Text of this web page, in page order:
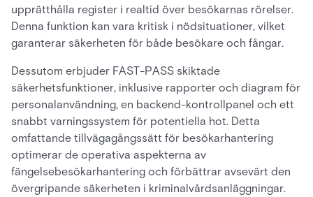
upprätthålla register i realtid över besökarnas rörelser.
Denna funktion kan vara kritisk i nödsituationer, vilket
garanterar säkerheten för både besökare och fångar.
Dessutom erbjuder FAST-PASS skiktade
säkerhetsfunktioner, inklusive rapporter och diagram för
personalanvändning, en backend-kontrollpanel och ett
snabbt varningssystem för potentiella hot. Detta
omfattande tillvägagångssätt för besökarhantering
optimerar de operativa aspekterna av
fängelsebesökarhantering och förbättrar avsevärt den
övergripande säkerheten i kriminalvårdsanläggningar.